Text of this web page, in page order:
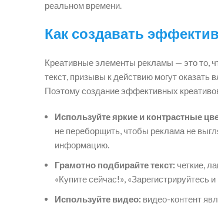
реальном времени.
Как создавать
Креативные элементы рекламы — это то,
текст, призывы к действию могут
Поэтому создание эффективных
Используйте яркие и контрастные
не переборщить, чтобы реклама не
информацию.
Грамотно подбирайте текст: четкие,
«Купите сейчас!»,
Используйте видео: видео-контент